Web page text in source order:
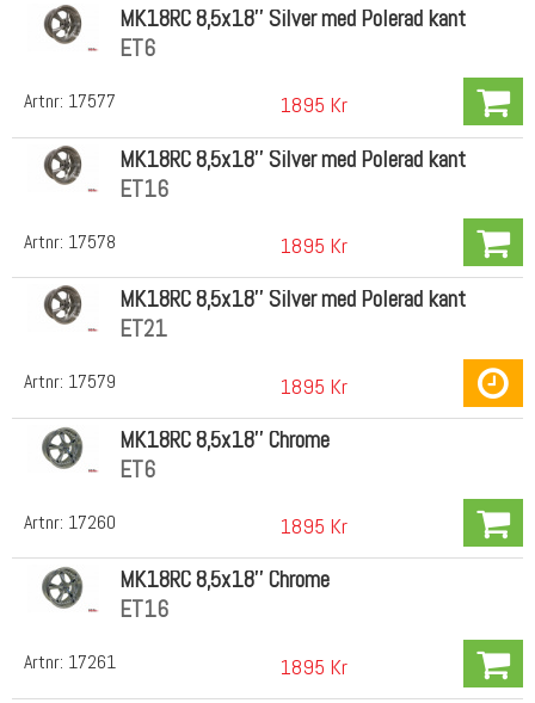
Artnr: 17577
MK18RC 8,5x18'' Silver med Polerad kant
ET6
1895 Kr
Artnr: 17578
MK18RC 8,5x18'' Silver med Polerad kant
ET16
1895 Kr
Artnr: 17579
MK18RC 8,5x18'' Silver med Polerad kant
ET21
1895 Kr
Artnr: 17260
MK18RC 8,5x18'' Chrome
ET6
1895 Kr
Artnr: 17261
MK18RC 8,5x18'' Chrome
ET16
1895 Kr